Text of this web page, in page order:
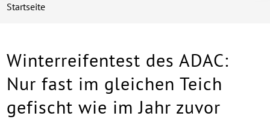
Startseite
Winterreifentest des ADAC:
Nur fast im gleichen Teich
gefischt wie im Jahr zuvor